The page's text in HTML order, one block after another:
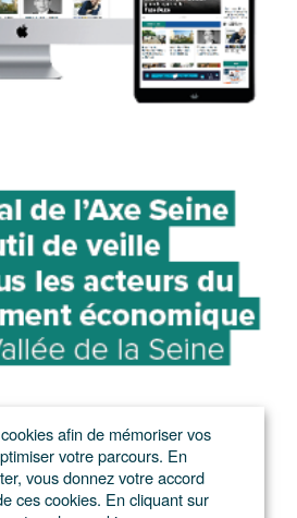
afin de mémoriser vos
votre parcours. En
vous donnez votre accord
ces cookies. En cliquant sur